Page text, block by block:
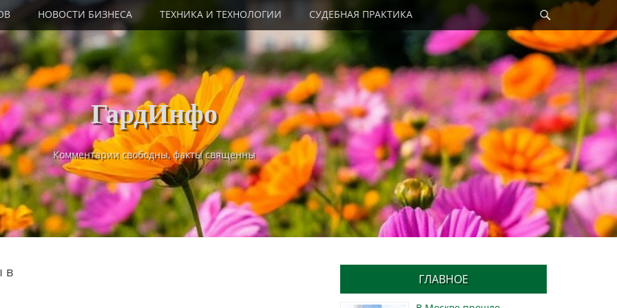
НОВОСТИ БИЗНЕСА ТЕХНИКА И ТЕХНОЛОГИИ СУДЕБНАЯ ПРАКТИКА
Найти
ГардИнфо
Комментарии свободны, факты священны
в
ГЛАВНОЕ